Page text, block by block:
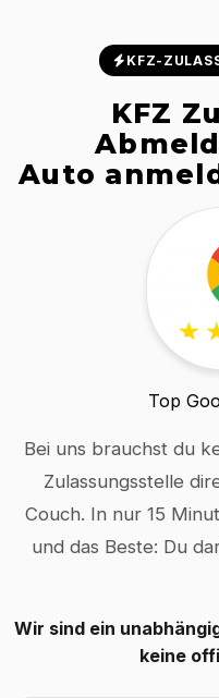
KFZ-
KFZ
Auto
Top
Bei uns brauchst du
Zulassungsstelle
Couch. In nur 15
und das Beste: Du
Wir sind ein
keine